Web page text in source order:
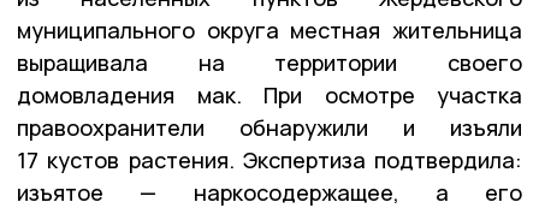
муниципального округа местная жительница
выращивала на территории своего
домовладения мак. При осмотре участка
правоохранители обнаружили и изъяли
17 кустов растения. Экспертиза подтвердила:
изъятое — наркосодержащее, а его